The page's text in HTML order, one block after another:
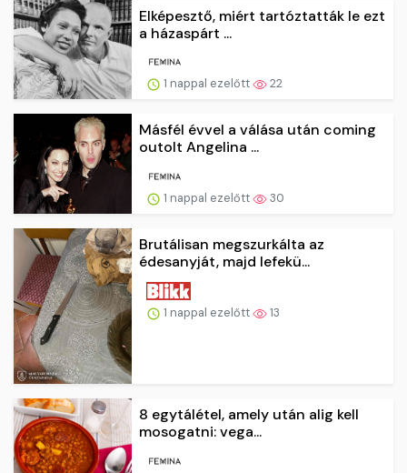
Elképesztő, miért tartóztatták le ezt
a házaspárt ...
1 nappal ezelőtt 22
Másfél évvel a válása után coming
outolt Angelina ...
1 nappal ezelőtt 30
Brutálisan megszurkálta az
édesanyját, majd lefekü...
1 nappal ezelőtt 13
8 egytálétel, amely után alig kell
mosogatni: vega...